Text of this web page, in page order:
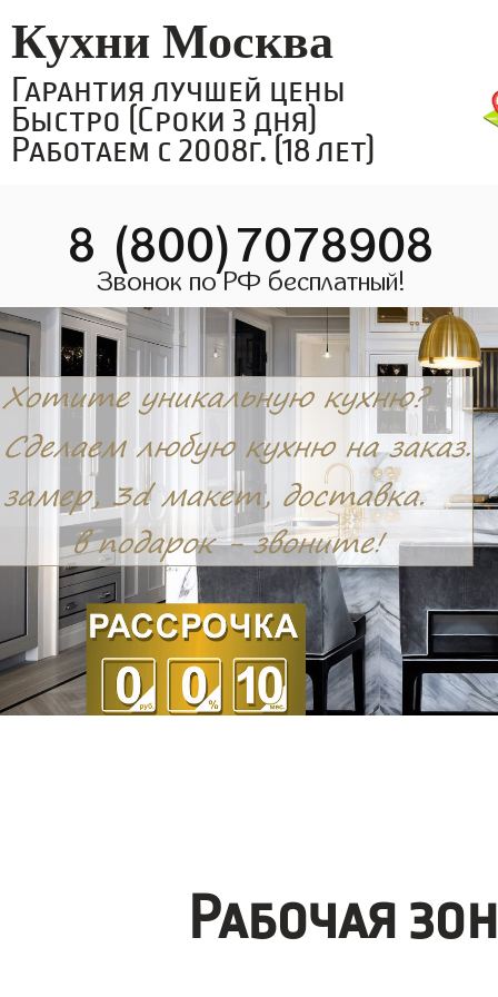
Кухни Москва
Гарантия лучшей цены
Быстро (Сроки 3 дня)
Работаем с 2008г. (18 лет)
8 (800)7078908
Звонок по РФ бесплатный!
Рабочая